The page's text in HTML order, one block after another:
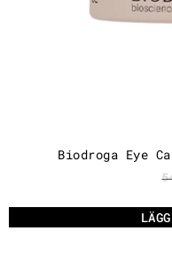
Biodroga Eye